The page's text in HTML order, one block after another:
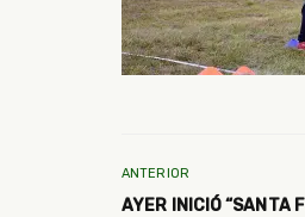
ANTERIOR
AYER INICIÓ “SANTA